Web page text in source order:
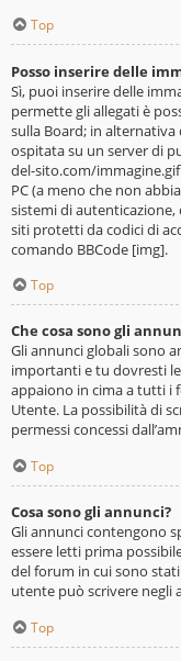
Top
Posso inserire delle
Sì, puoi inserire delle
permette gli allegati è
sulla Board; in alternativa
ospitata su un server di
del-sito.com/
PC (a meno che non
sistemi di
siti protetti da codici di
comando BBCode [img].
Top
Che cosa sono gli
Gli annunci globali sono
importanti e tu dovresti
appaiono in cima a tutti i
Utente. La possibilità di
permessi concessi
Top
Cosa sono gli annunci?
Gli annunci contengono
essere letti prima
del forum in cui sono
utente può scrivere negli
Top